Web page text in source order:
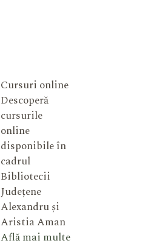
Cursuri online
Descoperă
cursurile
online
disponibile în
cadrul
Bibliotecii
Județene
Alexandru și
Aristia Aman
Află mai multe